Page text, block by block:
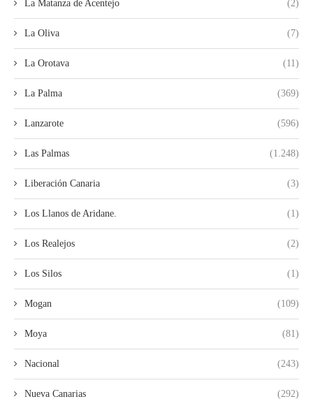
La Matanza de Acentejo (2)
La Oliva (7)
La Orotava (11)
La Palma (369)
Lanzarote (596)
Las Palmas (1.248)
Liberación Canaria (3)
Los Llanos de Aridane. (1)
Los Realejos (2)
Los Silos (1)
Mogan (109)
Moya (81)
Nacional (243)
Nueva Canarias (292)